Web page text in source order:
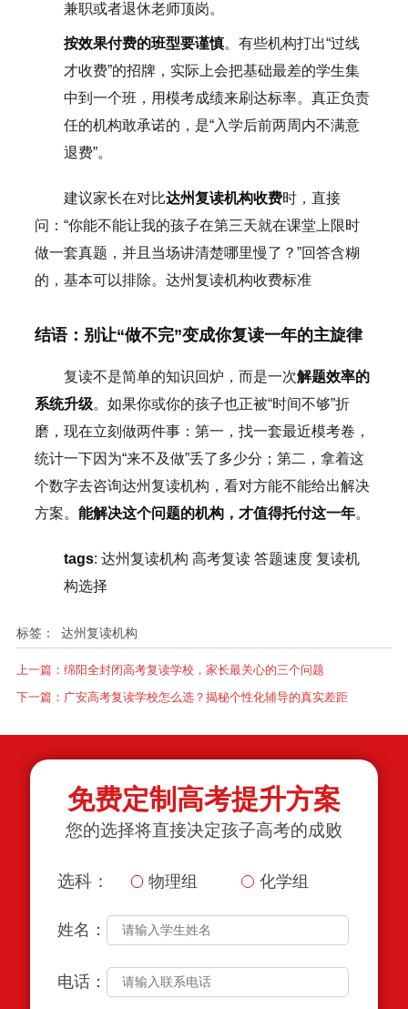
兼职或者退休老师顶岗。
按效果付费的班型要谨慎。有些机构打出“过线
才收费”的招牌，实际上会把基础最差的学生集
中到一个班，用模考成绩来刷达标率。真正负责
任的机构敢承诺的，是“入学后前两周内不满意
退费”。
建议家长在对比达州复读机构收费时，直接
问：“你能不能让我的孩子在第三天就在课堂上限时
做一套真题，并且当场讲清楚哪里慢了？”回答含糊
的，基本可以排除。达州复读机构收费标准
结语：别让“做不完”变成你复读一年的主旋律
复读不是简单的知识回炉，而是一次解题效率的
系统升级。如果你或你的孩子也正被“时间不够”折
磨，现在立刻做两件事：第一，找一套最近模考卷，
统计一下因为“来不及做”丢了多少分；第二，拿着这
个数字去咨询达州复读机构，看对方能不能给出解决
方案。 能解决这个问题的机构，才值得托付这一年。
tags: 达州复读机构 高考复读 答题速度 复读机
构选择
标签： 达州复读机构
上一篇： 绵阳全封闭高考复读学校，家长最关心的三个问题
下一篇： 广安高考复读学校怎么选？揭秘个性化辅导的真实差距
免费定制高考提升方案
您的选择将直接决定孩子高考的成败
选科： 物理组 化学组
姓名：
电话：